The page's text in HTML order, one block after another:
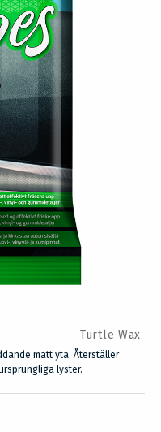
Turtle Wax
matt yta. Återställer
lyster.